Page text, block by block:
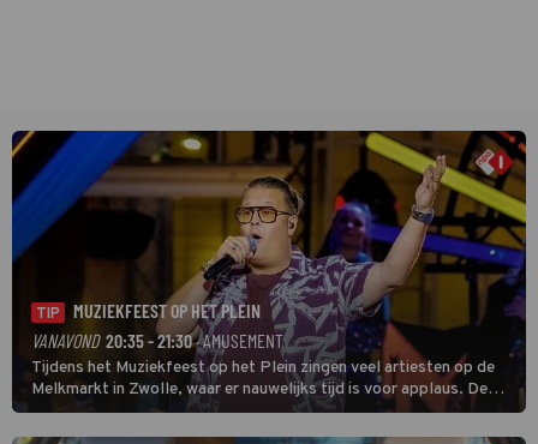
TIP
MUZIEKFEEST OP HET PLEIN
VANAVOND 20:35 - 21:30· AMUSEMENT
Tijdens het Muziekfeest op het Plein zingen veel artiesten op de
Melkmarkt in Zwolle, waar er nauwelijks tijd is voor applaus. De
grootste namen zijn André Hazes, Jannes, René Froger en
natuurlijk Rutger van Barneveld met zijn hit Zwoele Zomernachten.